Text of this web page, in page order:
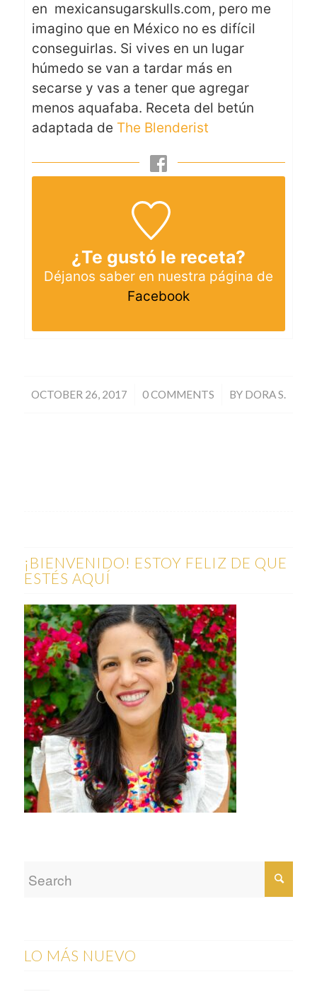
en mexicansugarskulls.com, pero me
imagino que en México no es difícil
conseguirlas. Si vives en un lugar
húmedo se van a tardar más en
secarse y vas a tener que agregar
menos aquafaba. Receta del betún
adaptada de The Blenderist
¿Te gustó le receta?
Déjanos saber en nuestra página de
Facebook
OCTOBER 26, 2017
/ 0 COMMENTS
/ BY DORA S.
¡BIENVENIDO! ESTOY FELIZ DE QUE
ESTÉS AQUÍ
LO MÁS NUEVO